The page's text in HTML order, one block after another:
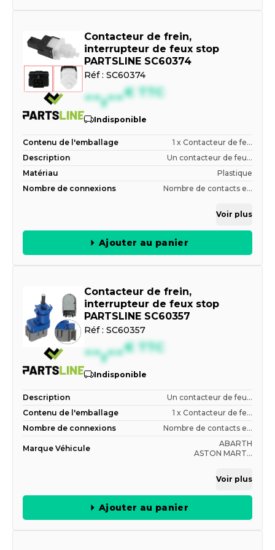
Contacteur de frein,
interrupteur de feux stop
PARTSLINE SC60374
Réf : SC60374
--,--€ TTC
Indisponible
Contenu de l'emballage
1 x Contacteur de fe...
Description
Un contacteur de feu...
Matériau
Plastique
Nombre de connexions
Nombre de contacts e...
Voir plus
Ajouter au panier
Contacteur de frein,
interrupteur de feux stop
PARTSLINE SC60357
Réf : SC60357
--,--€ TTC
Indisponible
Description
Un contacteur de feu...
Contenu de l'emballage
1 x Contacteur de fe...
Nombre de connexions
Nombre de contacts e...
Marque Véhicule
ABARTH
ASTON MART...
Voir plus
Ajouter au panier